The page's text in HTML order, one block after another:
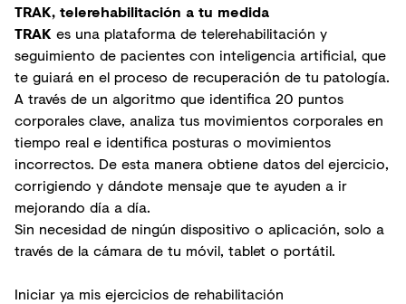
TRAK, telerehabilitación a tu medida
TRAK es una plataforma de telerehabilitación y
seguimiento de pacientes con inteligencia artificial, que
te guiará en el proceso de recuperación de tu patología.
A través de un algoritmo que identifica 20 puntos
corporales clave, analiza tus movimientos corporales en
tiempo real e identifica posturas o movimientos
incorrectos. De esta manera obtiene datos del ejercicio,
corrigiendo y dándote mensaje que te ayuden a ir
mejorando día a día.
Sin necesidad de ningún dispositivo o aplicación, solo a
través de la cámara de tu móvil, tablet o portátil.
Iniciar ya mis ejercicios de rehabilitación